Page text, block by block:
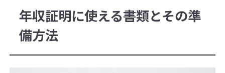
年収証明に使える書類とその準
備方法